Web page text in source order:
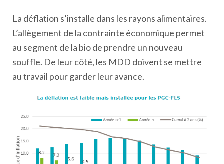
La déflation s’installe dans les rayons alimentaires.
L’allègement de la contrainte économique permet
au segment de la bio de prendre un nouveau
souffle. De leur côté, les MDD doivent se mettre
au travail pour garder leur avance.